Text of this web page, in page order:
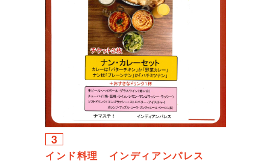
3
インド料理 インディアンパレス